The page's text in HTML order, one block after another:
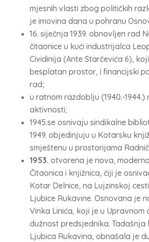
mjesnih vlasti zbog političkih
je imovina dana u pohranu
16. siječnja 1939. obnovljen rad
čitaonice u kući industrijalca
Cividinija (Ante Starčevića 6),
besplatan prostor, i financijski
rad;
u ratnom razdoblju (1940.-1944.)
aktivnosti;
1945.se osnivaju sindikalne
1949. objedinjuju u Kotarsku
smještenu u prostorijama
1953. otvorena je nova,
Čitaonica i knjižnica, čiji je
Kotar Delnice, na Lujzinskoj
Ljubice Rukavine. Osnovana je
Vinka Linića, koji je u Upravnom
dužnost predsjednika. Tadašnja
Ljubica Rukavina, obnašala je